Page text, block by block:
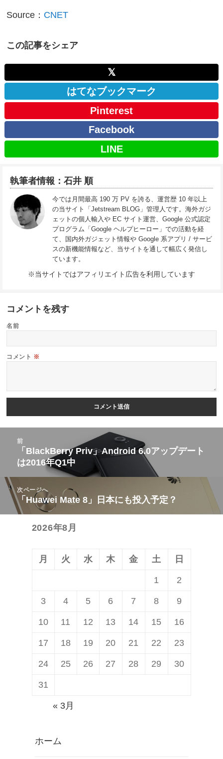
Source： CNET
この記事をシェア
𝕏
はてなブックマーク
Pinterest
Facebook
LINE
執筆者情報：石井 順
今では月間最高 190 万 PV を誇る、運営歴 10 年以上
の当サイト「Jetstream BLOG」管理人です。海外ガジ
ェットの個人輸入や EC サイト運営、Google 公式認定
プログラム「Google ヘルプヒーロー」での活動を経
て、国内外ガジェット情報や Google 系アプリ / サービ
スの新機能情報など、当サイトを通して幅広く発信し
ています。
※当サイトではアフィリエイト広告を利用しています
コメントを残す
名前
コメント ※
ビ
ゲ
前
前
の
投
稿:
「BlackBerry Priv」Android 6.0アップデート
は2016年Q1中
次ページへ
次
の
「Huawei Mate 8」日本にも投入予定？
2026年8月
月 火 水 木 金 土 日
1 2
3 4 5 6 7 8 9
10 11 12 13 14 15 16
17 18 19 20 21 22 23
24 25 26 27 28 29 30
31
« 3月
ホーム